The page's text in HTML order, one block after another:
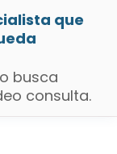
que
busca
consulta.